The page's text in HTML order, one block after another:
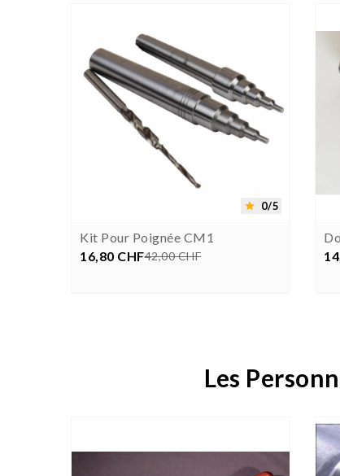
 0/5
Kit Pour Poignée CM1
Prix
16,80 CHF Prix
42,00 CHF

Les
